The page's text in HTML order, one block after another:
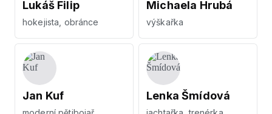
Lukáš Filip
hokejista, obránce
Michaela Hrubá
výškařka
Jan Kuf Lenka Šmídová